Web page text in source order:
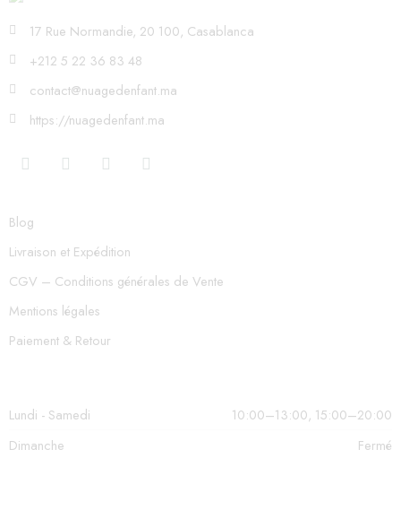
17 Rue Normandie, 20 100, Casablanca
+212 5 22 36 83 48
contact@nuagedenfant.ma
https://nuagedenfant.ma
Blog
Livraison et Expédition
CGV – Conditions générales de Vente
Mentions légales
Paiement & Retour
Lundi - Samedi
10:00–13:00, 15:00–20:00
Dimanche
Fermé